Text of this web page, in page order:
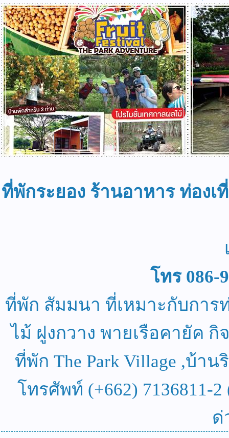
ที่พักระยอง ร้านอาหาร ท่อง
โทร 086-
ที่พัก สัมมนา ที่เหมาะกับการ
ไม้ ฝูงกวาง พายเรือคายัค
ที่พัก The Park Village ,บ้า
โทรศัพท์ (+662) 7136811-
ด่